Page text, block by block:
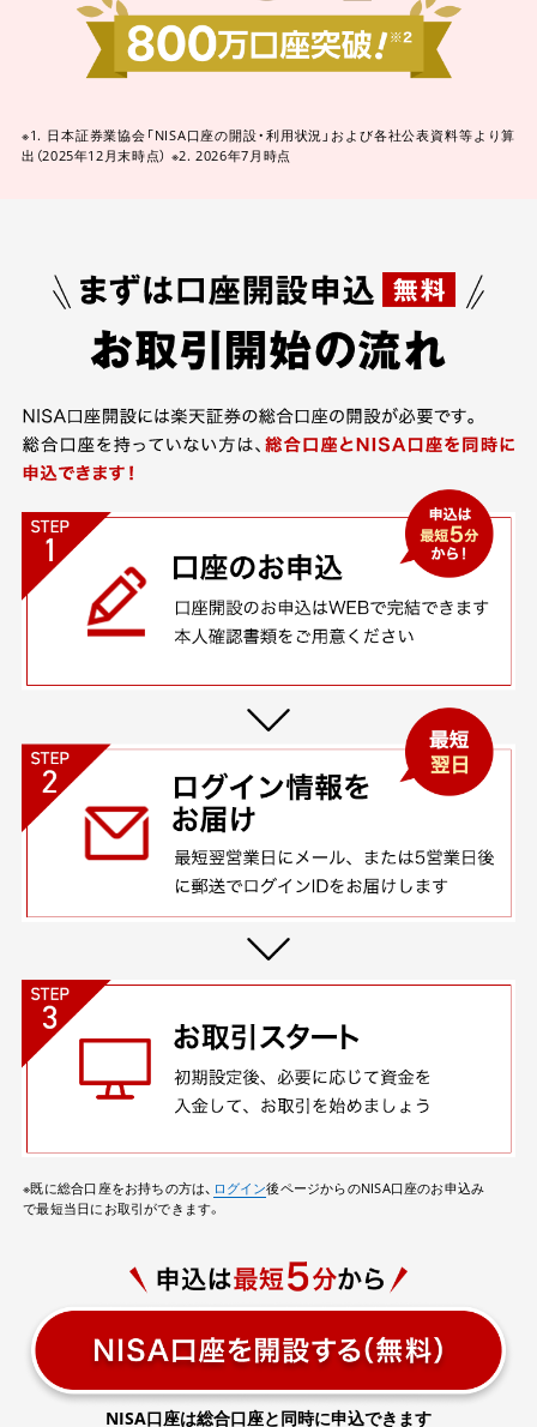
※1. 日本証券業協会「NISA口座の開設・利用状況」および各社公表資料等より算
出（2025年12月末時点） ※2. 2026年7月時点
※既に総合口座をお持ちの方は、 ログイン後ページからのNISA口座のお申込み
で最短当日にお取引ができます。
NISA口座は総合口座と同時に申込できます